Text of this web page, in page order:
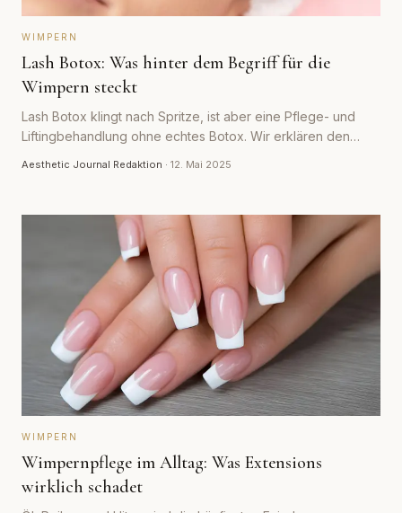
WIMPERN
Lash Botox: Was hinter dem Begriff für die
Wimpern steckt
Lash Botox klingt nach Spritze, ist aber eine Pflege- und
Liftingbehandlung ohne echtes Botox. Wir erklären den
Aesthetic Journal Redaktion · 12. Mai 2025
WIMPERN
Wimpernpflege im Alltag: Was Extensions
wirklich schadet